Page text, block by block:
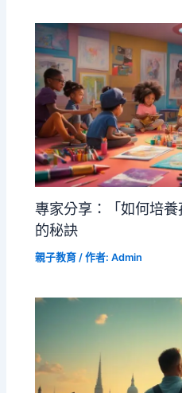
專家分享：「如何培養
的秘訣
親子教育 / 作者:Admin